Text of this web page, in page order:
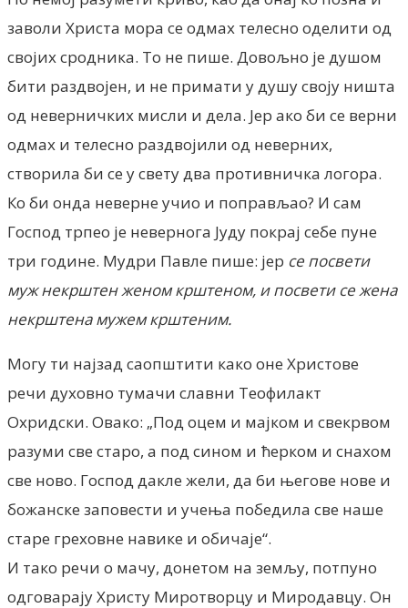
заволи Христа мора се одмах телесно оделити од
својих сродника. То не пише. Довољно је душом
бити раздвојен, и не примати у душу своју ништа
од неверничких мисли и дела. Јер ако би се верни
одмах и телесно раздвојили од неверних,
створила би се у свету два противничка логора.
Ко би онда неверне учио и поправљао? И сам
Господ трпео је невернога Јуду покрај себе пуне
три године. Мудри Павле пише: јер се посвети
муж некрштен женом крштеном, и посвети се жена
некрштена мужем крштеним.
Могу ти најзад саопштити како оне Христове
речи духовно тумачи славни Теофилакт
Охридски. Овако: „Под оцем и мајком и свекрвом
разуми све старо, а под сином и ћерком и снахом
све ново. Господ дакле жели, да 6и његове нове и
божанске заповести и учења победила све наше
старе греховне навике и обичаје“.
И тако речи о мачу, донетом на земљу, потпуно
одговарају Христу Миротворцу и Миродавцу. Он